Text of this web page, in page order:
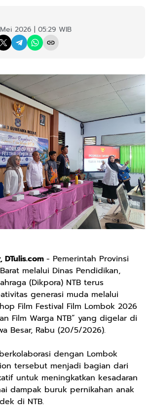
2026 | 05:29 WIB
DTulis.com - Pemerintah Provinsi
melalui Dinas Pendidikan,
(Dikpora) NTB terus
generasi muda melalui
Film Festival Film Lombok 2026
Film Warga NTB” yang digelar di
Besar, Rabu (20/5/2026).
dengan Lombok
tersebut menjadi bagian dari
untuk meningkatkan kesadaran
dampak buruk pernikahan anak
di NTB.